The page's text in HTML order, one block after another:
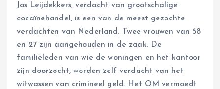
Jos Leijdekkers, verdacht van grootschalige
cocaïnehandel, is een van de meest gezochte
verdachten van Nederland. Twee vrouwen van 68
en 27 zijn aangehouden in de zaak. De
familieleden van wie de woningen en het kantoor
zijn doorzocht, worden zelf verdacht van het
witwassen van crimineel geld. Het OM vermoedt